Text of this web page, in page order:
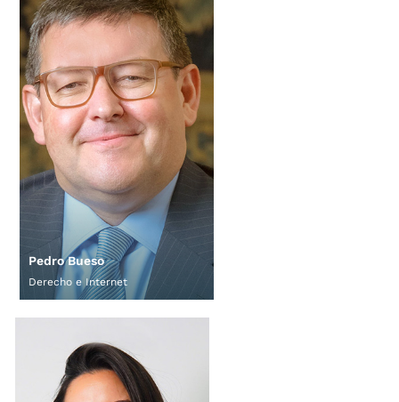
Pedro Bueso
Derecho e Internet